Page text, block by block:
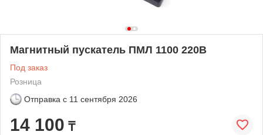
Магнитный пускатель ПМЛ 1100 220В
Под заказ
Розница
Отправка с 11 сентября 2026
14 100 ₸